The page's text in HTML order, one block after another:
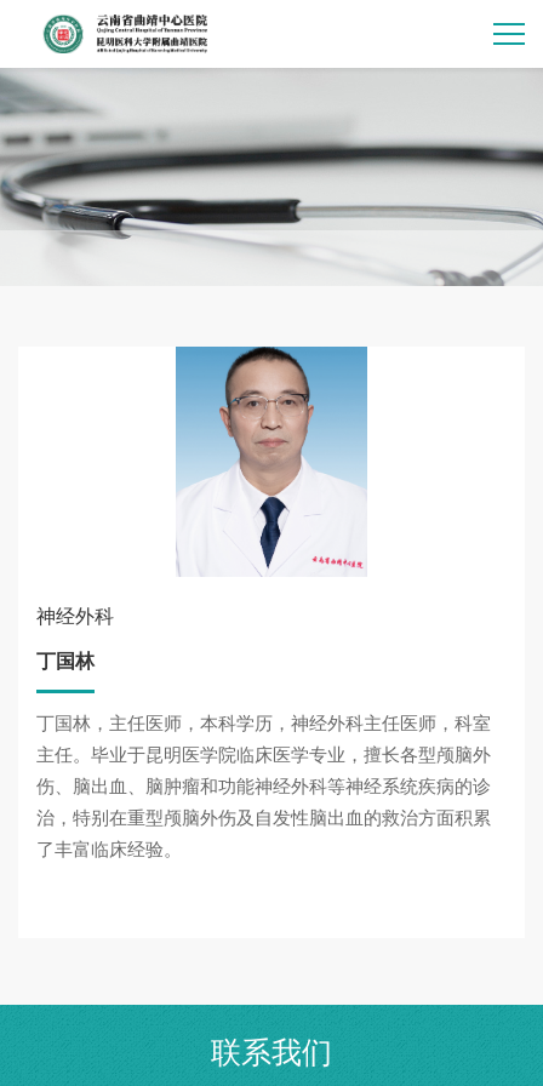
神经外科
丁国林
丁国林，主任医师，本科学历，神经外科主任医师，科室
主任。毕业于昆明医学院临床医学专业，擅长各型颅脑外
伤、脑出血、脑肿瘤和功能神经外科等神经系统疾病的诊
治，特别在重型颅脑外伤及自发性脑出血的救治方面积累
了丰富临床经验。
联系我们